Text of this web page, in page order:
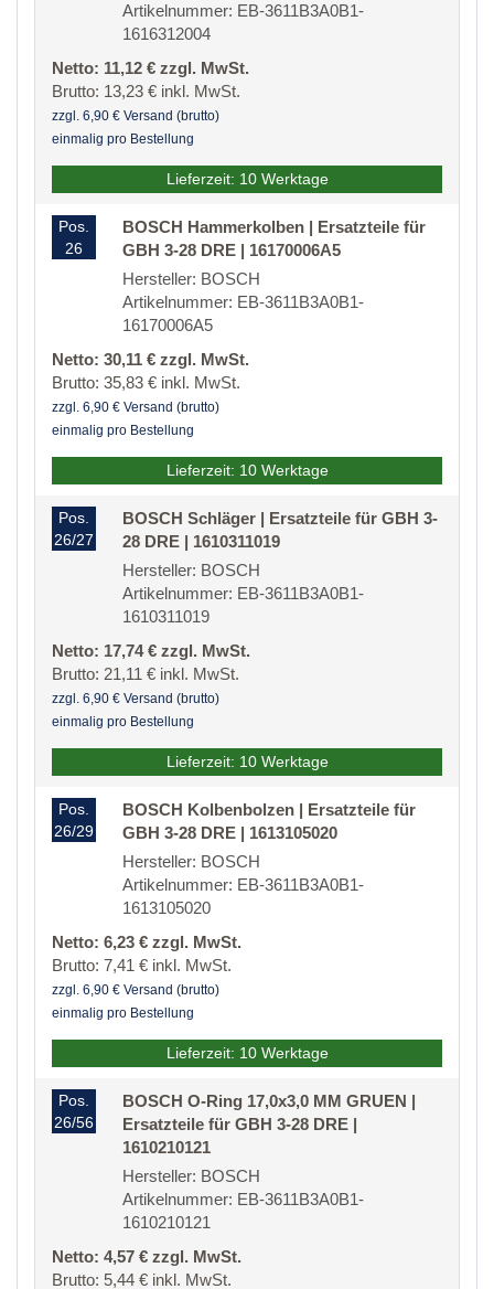
Artikelnummer: EB-3611B3A0B1-
1616312004
Netto: 11,12 € zzgl. MwSt.
Brutto: 13,23 € inkl. MwSt.
zzgl. 6,90 € Versand (brutto)
einmalig pro Bestellung
Lieferzeit: 10 Werktage
Pos.
26
BOSCH Hammerkolben | Ersatzteile für
GBH 3-28 DRE | 16170006A5
Hersteller: BOSCH
Artikelnummer: EB-3611B3A0B1-
16170006A5
Netto: 30,11 € zzgl. MwSt.
Brutto: 35,83 € inkl. MwSt.
zzgl. 6,90 € Versand (brutto)
einmalig pro Bestellung
Lieferzeit: 10 Werktage
Pos.
26/27
BOSCH Schläger | Ersatzteile für GBH 3-
28 DRE | 1610311019
Hersteller: BOSCH
Artikelnummer: EB-3611B3A0B1-
1610311019
Netto: 17,74 € zzgl. MwSt.
Brutto: 21,11 € inkl. MwSt.
zzgl. 6,90 € Versand (brutto)
einmalig pro Bestellung
Lieferzeit: 10 Werktage
Pos.
26/29
BOSCH Kolbenbolzen | Ersatzteile für
GBH 3-28 DRE | 1613105020
Hersteller: BOSCH
Artikelnummer: EB-3611B3A0B1-
1613105020
Netto: 6,23 € zzgl. MwSt.
Brutto: 7,41 € inkl. MwSt.
zzgl. 6,90 € Versand (brutto)
einmalig pro Bestellung
Lieferzeit: 10 Werktage
Pos.
26/56
BOSCH O-Ring 17,0x3,0 MM GRUEN |
Ersatzteile für GBH 3-28 DRE |
1610210121
Hersteller: BOSCH
Artikelnummer: EB-3611B3A0B1-
1610210121
Netto: 4,57 € zzgl. MwSt.
Brutto: 5,44 € inkl. MwSt.